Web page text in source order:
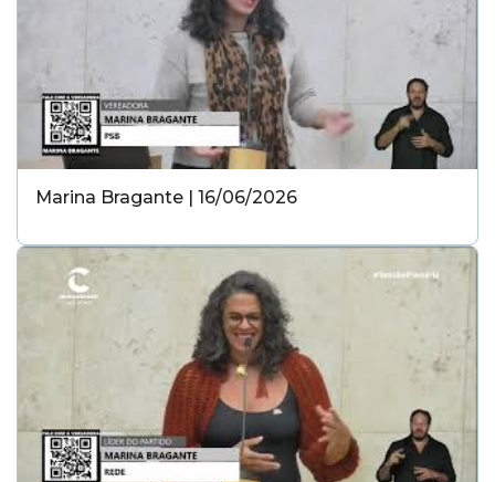
Marina Bragante | 16/06/2026